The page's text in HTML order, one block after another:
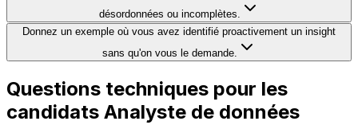
désordonnées ou incomplètes.
Donnez un exemple où vous avez identifié proactivement un insight
sans qu'on vous le demande.
Questions techniques pour les
candidats Analyste de données